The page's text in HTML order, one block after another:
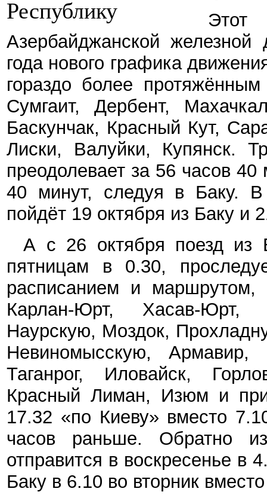
Азербайджанской
года нового графика
гораздо более
Сумгаит, Дербент,
Баскунчак, Красный Кут,
Лиски, Валуйки, Купянск.
преодолевает за 56 часов
40 минут, следуя в Баку.
пойдёт 19 октября из Баку и
А с 26 октября поезд из
пятницам в 0.30,
расписанием и
Карлан-Юрт, Хасав-Юрт,
Наурскую, Моздок,
Невиномысскую, Армавир,
Таганрог, Иловайск,
Красный Лиман, Изюм и
17.32 «по Киеву» вместо
часов раньше. Обратно
отправится в воскресенье в
Баку в 6.10 во вторник